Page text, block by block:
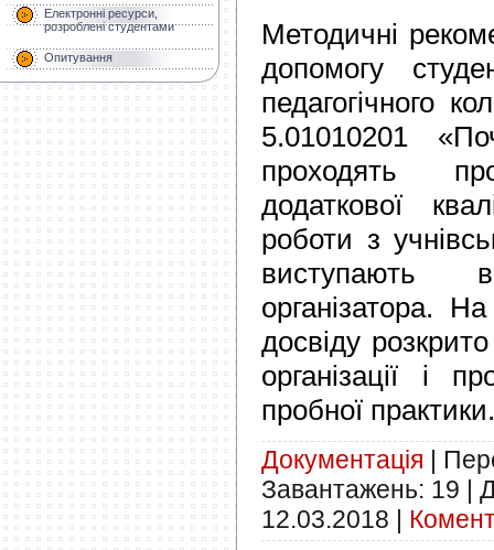
Електронні ресурси,
розроблені студентами
Опитування
Методичні
допомогу
педагогічного
5.01010201
проходять
додаткової
роботи з
виступають
організатора.
досвіду
організації і
пробної практики.
Документація
Завантажень: 19
12.03.2018